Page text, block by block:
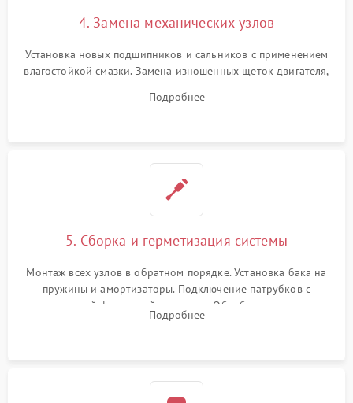
4. Замена механических узлов
Установка новых подшипников и сальников с применением
влагостойкой смазки. Замена изношенных щеток двигателя,
или поврежденной резиновой манжеты.
Подробнее
5. Сборка и герметизация системы
Монтаж всех узлов в обратном порядке. Установка бака на
пружины и амортизаторы. Подключение патрубков с
надежной фиксацией хомутами. Обработка стыков
герметиком для предотвращения возможных протечек воды.
Подробнее